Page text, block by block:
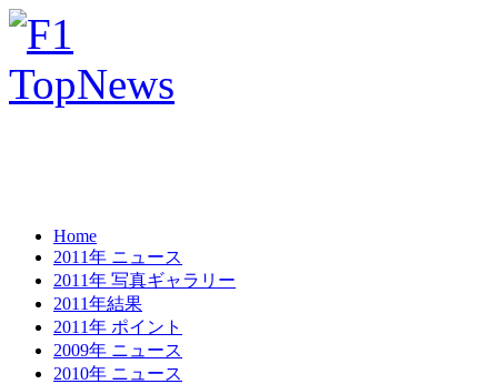
Home
2011年 ニュース
2011年 写真ギャラリー
2011年結果
2011年 ポイント
2009年 ニュース
2010年 ニュース